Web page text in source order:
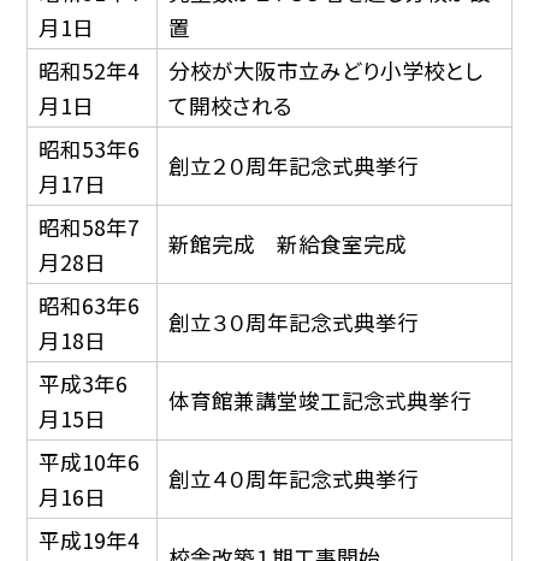
月1日
置
昭和52年4
月1日
分校が大阪市立みどり小学校とし
て開校される
昭和53年6
月17日
創立２０周年記念式典挙行
昭和58年7
月28日
新館完成 新給食室完成
昭和63年6
月18日
創立３０周年記念式典挙行
平成3年6
月15日
体育館兼講堂竣工記念式典挙行
平成10年6
月16日
創立４０周年記念式典挙行
平成19年4